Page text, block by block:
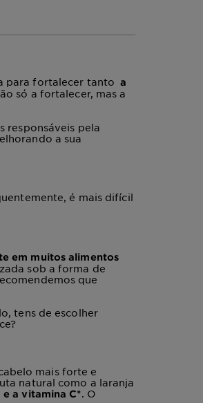
para fortalecer tanto a
só a fortalecer, mas a
responsáveis pela
a sua
é mais difícil
em muitos alimentos
sob a forma de
que
tens de escolher
mais forte e
natural como a laranja
a vitamina C*. O